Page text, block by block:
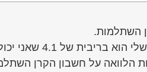
השתלמות.
שאני יכול לפרוע אותו בכל רגע.
הלוואה על חשבון הקרן